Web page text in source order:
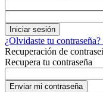
¿Olvidaste tu
Recuperación de
Recupera tu contraseña